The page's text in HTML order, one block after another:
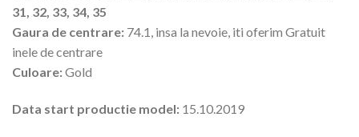
31, 32, 33, 34, 35
Gaura de centrare: 74.1, insa la nevoie, iti oferim Gratuit
inele de centrare
Culoare:Gold
Data start productie model: 15.10.2019